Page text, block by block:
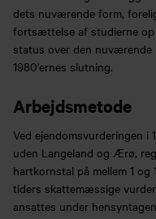
dets nuværende form,
fortsættelse af studierne op
status over den
1980’ernes slutning.
Arbejdsmetode
Ved ejendomsvurderingen i
uden Langeland og Ærø,
hartkornstal på mellem 1
tiders skattemæssige
ansattes under